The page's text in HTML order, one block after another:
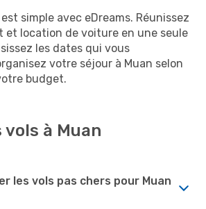
simple avec eDreams. Réunissez
et location de voiture en une seule
les dates qui vous
votre séjour à Muan selon
budget.
vols à Muan
les vols pas chers pour Muan